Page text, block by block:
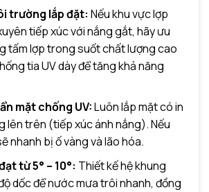
trường lắp đặt: Nếu khu vực lợp
tiếp xúc với nắng gắt, hãy ưu
tấm lợp trong suốt chất lượng cao
tia UV dày để tăng khả năng
mặt chống UV:Luôn lắp mặt có in
lên trên (tiếp xúc ánh nắng). Nếu
nhanh bị ố vàng và lão hóa.
từ 5° – 10°: Thiết kế hệ khung
dốc để nước mưa trôi nhanh, đồng